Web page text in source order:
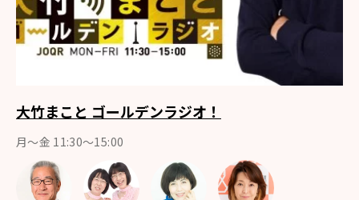
大竹まこと ゴールデンラジオ！
月〜金 11:30～15:00